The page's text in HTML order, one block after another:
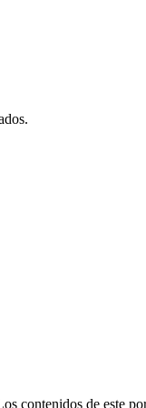
contenidos de este